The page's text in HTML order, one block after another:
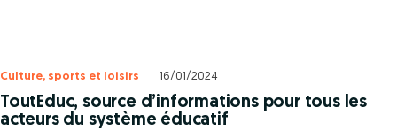
Culture, sports et loisirs 16/01/2024
ToutEduc, source d’informations pour tous les
acteurs du système éducatif